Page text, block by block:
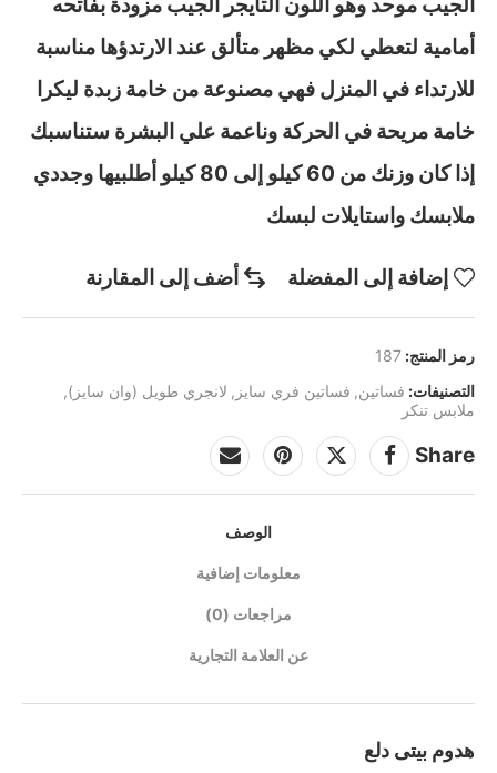
أمامية لتعطي لكي مظهر متألق عند الارتدؤها مناسبة
للارتداء في المنزل فهي مصنوعة من خامة زبدة ليكرا
خامة مريحة في الحركة وناعمة علي البشرة ستناسبك
إذا كان وزنك من 60 كيلو إلى 80 كيلو أطلبيها وجددي
ملابسك واستايلات لبسك
إضافة إلى المفضلة أضف إلى المقارنة
رمز المنتج: 187
التصنيفات: فساتين, فساتين فري سايز , لانجري طويل (وان سايز),
ملابس تنكر
Share
الوصف
معلومات إضافية
مراجعات (0)
عن العلامة التجارية
هدوم بيتى دلع